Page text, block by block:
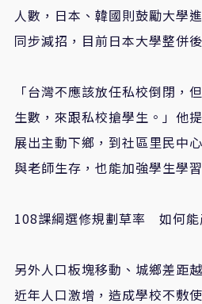
人數，日本、韓國則鼓勵大學
同步減招，目前日本大學整併
「台灣不應該放任私校倒閉，
生數，來跟私校搶學生。」他
展出主動下鄉，到社區里民中
與老師生存，也能加強學生學
108課綱選修規劃草率 如何能
另外人口板塊移動、城鄉差距
近年人口激增，造成學校不敷